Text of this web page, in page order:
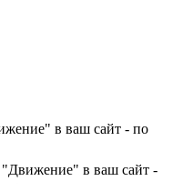
в ваш сайт - по
"Движение" в ваш сайт -